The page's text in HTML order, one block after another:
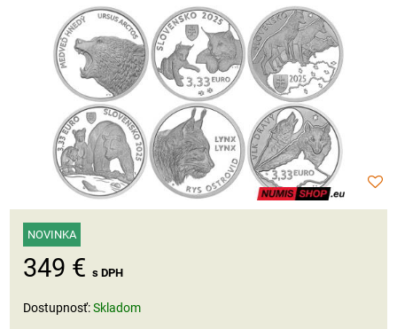
NOVINKA
349 € s DPH
Dostupnosť:Skladom